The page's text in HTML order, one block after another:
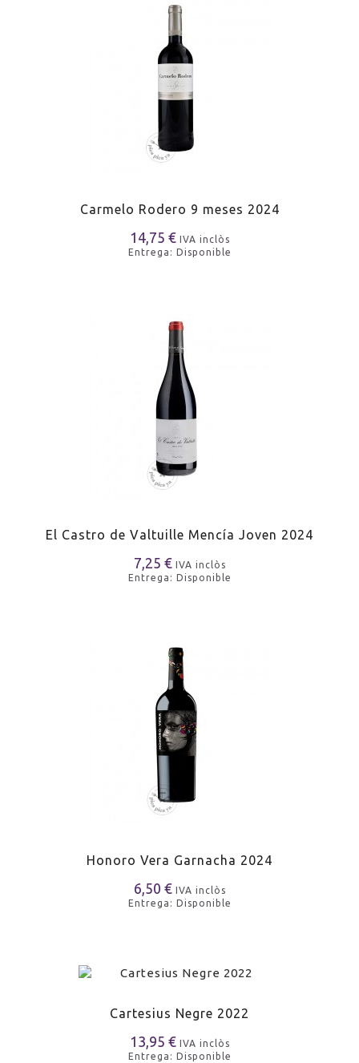
Carmelo Rodero 9 meses 2024
14,75 € IVA inclòs
Entrega: Disponible
El Castro de Valtuille Mencía Joven 2024
7,25 € IVA inclòs
Entrega: Disponible
Honoro Vera Garnacha 2024
6,50 € IVA inclòs
Entrega: Disponible
Cartesius Negre 2022
13,95 € IVA inclòs
Entrega: Disponible